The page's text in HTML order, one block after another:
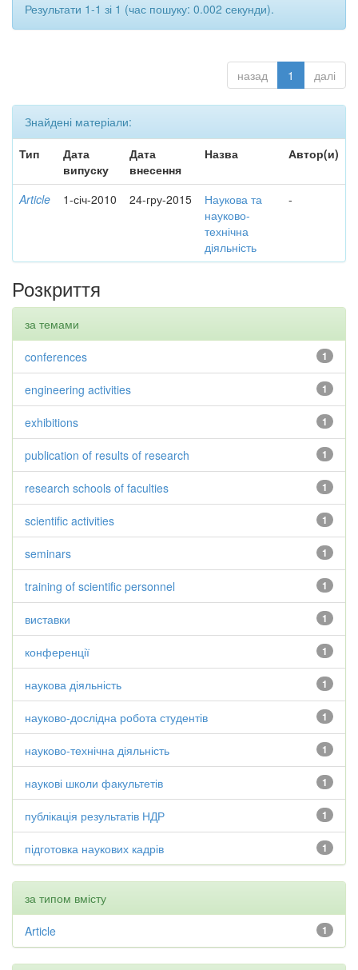
Результати 1-1 зі 1 (час пошуку: 0.002 секунди).
назад 1 далі
Знайдені матеріали:
Тип
Дата
випуску
Дата
внесення
Назва Автор(и)
Article 1-січ-2010 24-гру-2015
Наукова та
науково-
технічна
діяльність
-
Розкриття
за темами
1
conferences
1
engineering activities
1
exhibitions
1
publication of results of research
1
research schools of faculties
1
scientific activities
1
seminars
1
training of scientific personnel
1
виставки
1
конференції
1
наукова діяльність
1
науково-дослідна робота студентів
1
науково-технічна діяльність
1
наукові школи факультетів
1
публікація результатів НДР
1
підготовка наукових кадрів
за типом вмісту
1
Article